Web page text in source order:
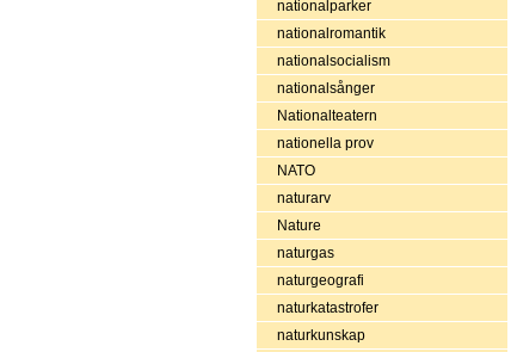
nationalparker
nationalromantik
nationalsocialism
nationalsånger
Nationalteatern
nationella prov
NATO
naturarv
Nature
naturgas
naturgeografi
naturkatastrofer
naturkunskap